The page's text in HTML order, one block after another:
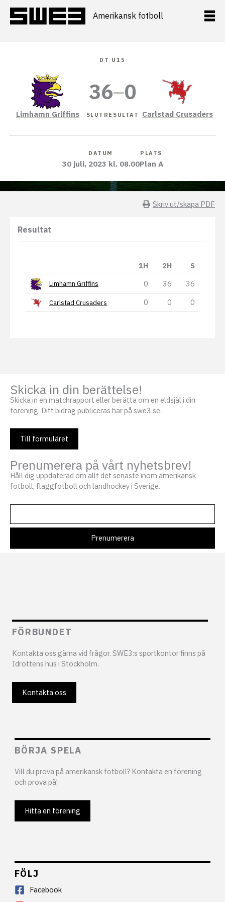
innehåll
Amerikansk fotboll
DT U15
Limhamn Griffins
36–0
SLUTRESULTAT Carlstad Crusaders
DATUM
30 juli, 2023 kl. 08.00
PLATS
Plan A
Skriv ut/skapa PDF
Resultat
1H 2H S
Limhamn Griffins 0 36 36
Carlstad Crusaders 0 0 0
Skicka in din berättelse!
Skicka in en matchrapport eller berätta om en eldsjäl i din
förening. Ditt bidrag publiceras här på swe3.se.
Till formuläret
Prenumerera på vårt nyhetsbrev!
Håll dig uppdaterad om allt det senaste inom amerikansk
fotboll, flaggfotboll och landhockey i Sverige.
FÖRBUNDET
Kontakta oss gärna vid frågor. SWE3:s sportkontor finns på
Idrottens hus i Stockholm.
Kontakta oss
BÖRJA SPELA
Vill du prova på amerikansk fotboll? Kontakta en förening
och prova på!
Hitta en förening
FÖLJ
Facebook